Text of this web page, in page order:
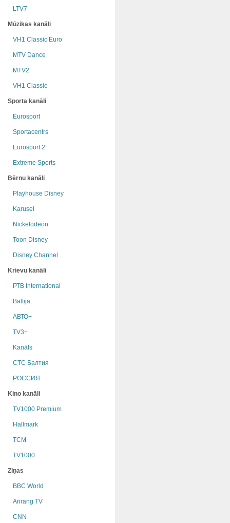
LTV7
Mūzikas kanāli
VH1 Classic Euro
MTV Dance
MTV2
VH1 Classic
Sporta kanāli
Eurosport
Sportacentrs
Eurosport 2
Extreme Sports
Bērnu kanāli
Playhouse Disney
Karusel
Nickelodeon
Toon Disney
Disney Channel
Krievu kanāli
РТB International
Baltija
АВТО+
TV3+
Kanāls
СТС Балтия
РОССИЯ
Kino kanāli
TV1000 Premium
Hallmark
TCM
TV1000
Ziņas
BBC World
Arirang TV
CNN